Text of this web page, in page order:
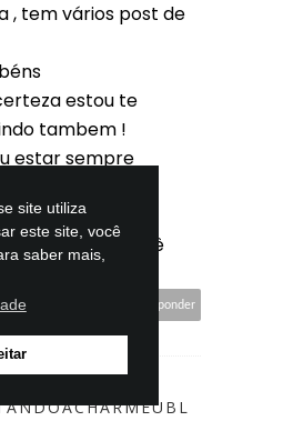
site utiliza
este site, você
saber mais,
, tem vários post de
estou te
tambem !
estar sempre
fica com Deus e
sucesso pra você
Responder